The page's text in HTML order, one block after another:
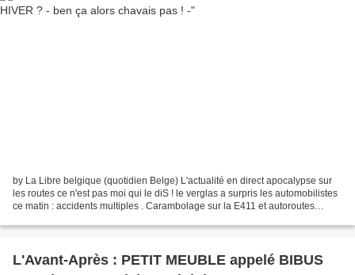
by La Libre belgique (quotidien Belge) L'actualité en direct apocalypse sur
les routes ce n'est pas moi qui le diS ! le verglas a surpris les automobilistes
ce matin : accidents multiples . Carambolage sur la E411 et autoroutes
L'Avant-Après : PETIT MEUBLE appelé BIBUS